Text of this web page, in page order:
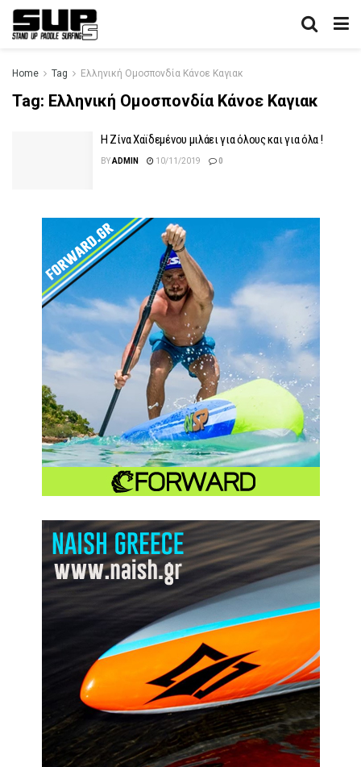
Home Tag Ελληνική Ομοσπονδία Κάνοε Καγιακ
Tag: Ελληνική Ομοσπονδία Κάνοε Καγιακ
Η Ζίνα Χαϊδεμένου μιλάει για όλους και για όλα !
BYADMIN 10/11/2019 0